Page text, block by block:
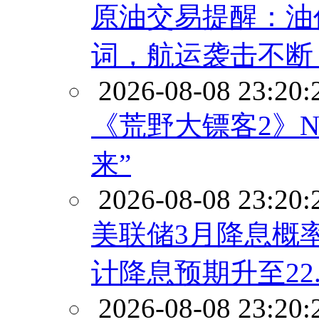
原油交易提醒：
词，航运袭击不
2026-08-08
《荒野大镖客2》
来”
2026-08-08
美联储3月降息概
计降息预期升至
2026-08-08